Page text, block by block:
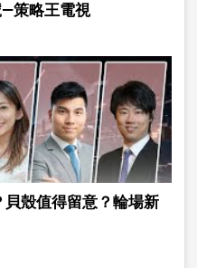
策略王電視
殼值得留意？輪場新